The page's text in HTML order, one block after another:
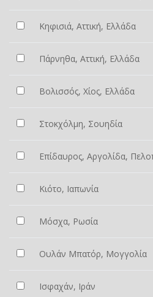
Κηφισιά, Αττική, Ελλάδα
Πάρνηθα, Αττική, Ελλάδα
Βολισσός, Χίος, Ελλάδα
Στοκχόλμη, Σουηδία
Επίδαυρος, Αργολίδα,
Κιότο, Ιαπωνία
Μόσχα, Ρωσία
Ουλάν Μπατόρ, Μογγολία
Ισφαχάν, Ιράν